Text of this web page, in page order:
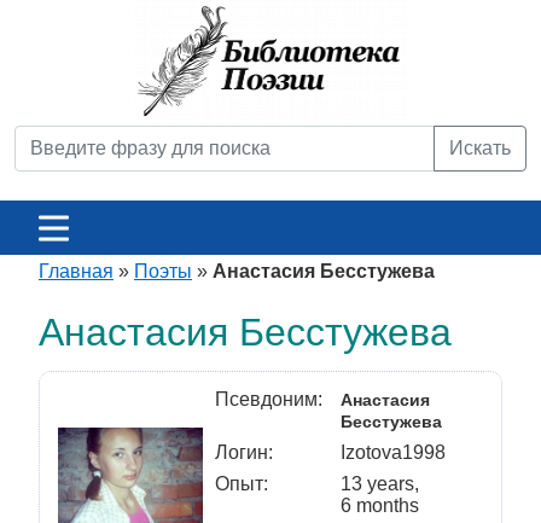
Искать
Главная » Поэты » Анастасия Бесстужева
Анастасия Бесстужева
Псевдоним:
Анастасия
Бесстужева
Логин:
Izotova1998
Опыт:
13 years,
6 months